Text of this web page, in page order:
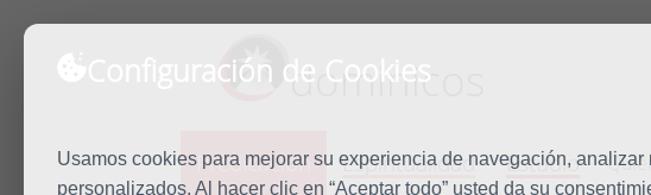
Configuración de Cookies
Usamos cookies para mejorar su experiencia de navegación,
personalizados. Al hacer clic en “Aceptar todo” usted da su
dominicos
Predicación Espiritualidad Estudio